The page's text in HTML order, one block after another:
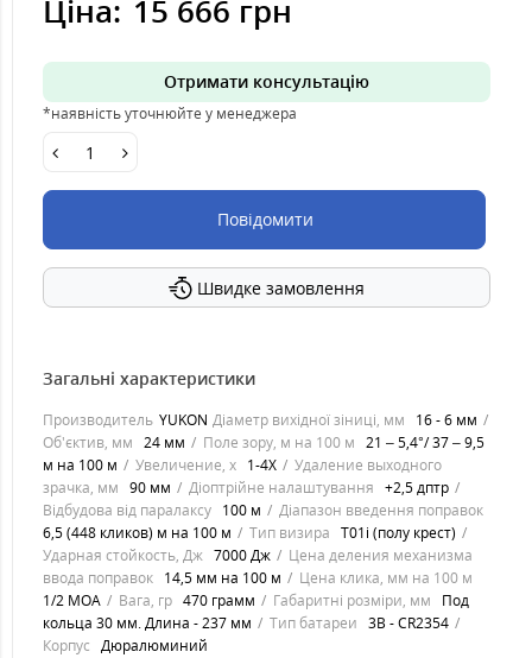
Ціна: 15 666 грн
Отримати консультацію
*наявність уточнюйте у менеджера
Повідомити
Швидке замовлення
Загальні характеристики
Производитель YUKON Діаметр вихідної зіниці, мм
16 - 6 мм
Об'єктив, мм 24 мм Поле зору, м на 100 м 21 – 5,4°/ 37 – 9,5
м на 100 м
Увеличение, х 1-4Х
Удаление выходного
зрачка, мм 90 мм Діоптрійне налаштування +2,5 дптр
Відбудова від паралаксу 100 м
Діапазон введення поправок
6,5 (448 кликов) м на 100 м
Тип визира T01i (полу крест)
Ударная стойкость, Дж 7000 Дж
Цена деления механизма
ввода поправок 14,5 мм на 100 м
Цена клика, мм на 100 м
1/2 МОА
Вага, гр 470 грамм Габаритні розміри, мм
Под
кольца 30 мм. Длина - 237 мм
Тип батареи 3В - CR2354
Корпус Дюралюминий